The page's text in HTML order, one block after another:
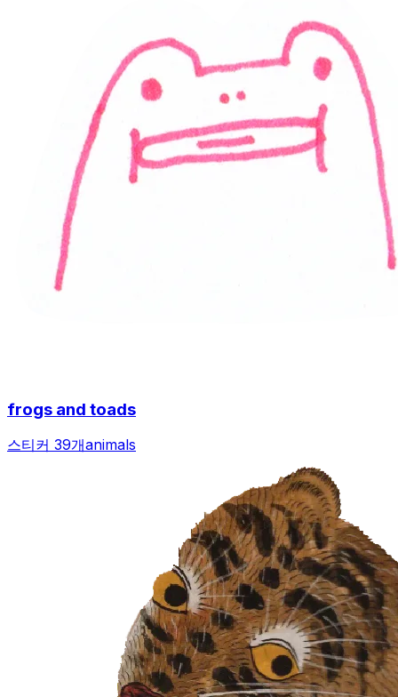
frogs and toads
스티커 39개animals